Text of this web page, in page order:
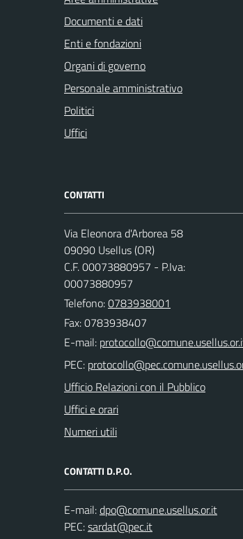
Documenti e dati
Enti e fondazioni
Organi di governo
Personale amministrativo
Politici
Uffici
CONTATTI
Via Eleonora d'Arborea 58
09090 Usellus (OR)
C.F. 00073880957 - P.Iva:
00073880957
Telefono:0783938001
Fax: 0783938407
E-mail:
PEC:
Ufficio Relazioni con il Pubblico
Uffici e orari
Numeri utili
CONTATTI D.P.O.
E-mail:
PEC: